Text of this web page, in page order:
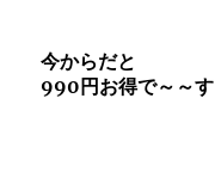
今からだと
990円お得で～～す